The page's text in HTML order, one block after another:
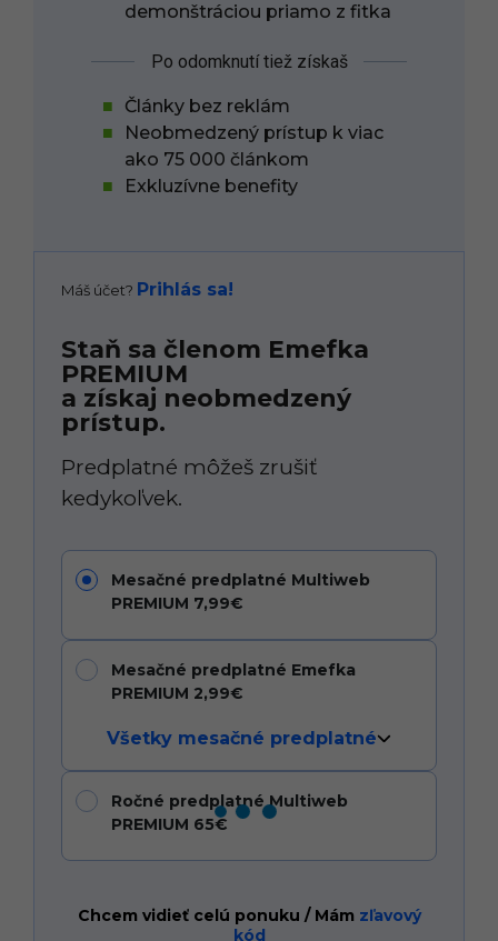
demonštráciou priamo z fitka
Po odomknutí tiež získaš
Články bez reklám
Neobmedzený prístup k viac
ako 75 000 článkom
Exkluzívne benefity
Máš účet? Prihlás sa!
Staň sa členom Emefka
PREMIUM
a získaj neobmedzený
prístup.
Predplatné môžeš zrušiť
kedykoľvek.
Mesačné predplatné Multiweb
PREMIUM 7,99€
Mesačné predplatné Emefka
PREMIUM 2,99€
Všetky mesačné predplatné
Ročné predplatné Multiweb
PREMIUM 65€
Chcem vidieť celú ponuku / Mám zľavový
kód